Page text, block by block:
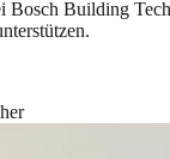
Bosch Building